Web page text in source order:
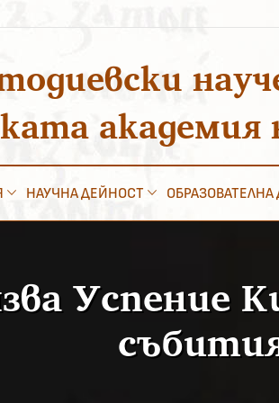
академия
НАУЧНА ДЕЙНОСТ
Успение